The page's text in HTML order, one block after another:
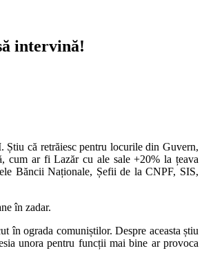
intervină!
Știu că retrăiesc pentru locurile din Guvern,
cum ar fi Lazăr cu ale sale +20% la țeava
Băncii Naționale, Șefii de la CNPF, SIS,
în zadar.
în ograda comuniștilor. Despre aceasta știu
unora pentru funcții mai bine ar provoca